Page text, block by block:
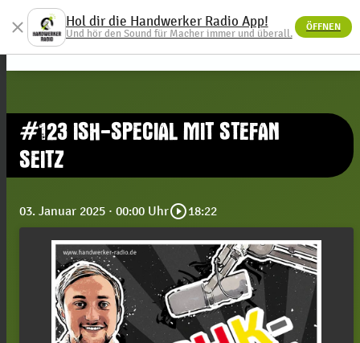
menu
#123 ISH-SPECIAL MIT STEFAN
SEITZ
03. Januar 2025 · 00:00 Uhrplay_circle_outline18:22
close Hol dir die Handwerker Radio App!
Und hör den Sound für Macher immer und überall.
ÖFFNEN